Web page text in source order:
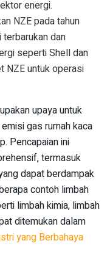
energi.
NZE pada tahun
dan
seperti Shell dan
NZE untuk operasi
upaya untuk
gas rumah kaca
Pencapaian ini
termasuk
dapat berdampak
contoh limbah
limbah kimia, limbah
ditemukan dalam
yang Berbahaya